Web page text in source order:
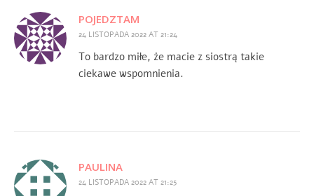
POJEDZTAM
24 LISTOPADA 2022 AT 21:24
To bardzo miłe, że macie z siostrą takie
ciekawe wspomnienia.
PAULINA
24 LISTOPADA 2022 AT 21:25